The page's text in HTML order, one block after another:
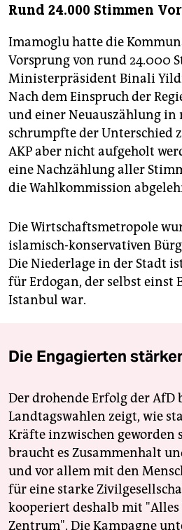
Rund 24.000 Stimmen
Imamoglu hatte die
Vorsprung von rund 24.000
Ministerpräsident Binali
Nach dem Einspruch der
und einer Neuauszählung in
schrumpfte der Unterschied
AKP aber nicht aufgeholt
eine Nachzählung aller
die Wahlkommission
Die Wirtschaftsmetropole
islamisch-konservativen
Die Niederlage in der Stadt
für Erdogan, der selbst einst
Istanbul war.
Die Engagierten
Der drohende Erfolg der AfD
Landtagswahlen zeigt, wie
Kräfte inzwischen geworden
braucht es Zusammenhalt
und vor allem mit den
für eine starke
kooperiert deshalb mit
Zentrum". Die Kampagne